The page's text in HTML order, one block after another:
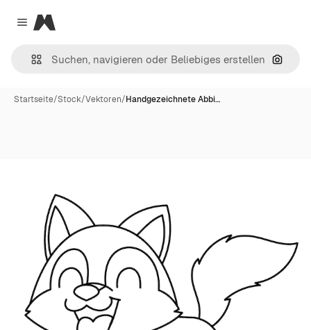
Close menu
Magnific
Nach
Startseite/Stock/Vektoren/Handgezeichnete Abbi…